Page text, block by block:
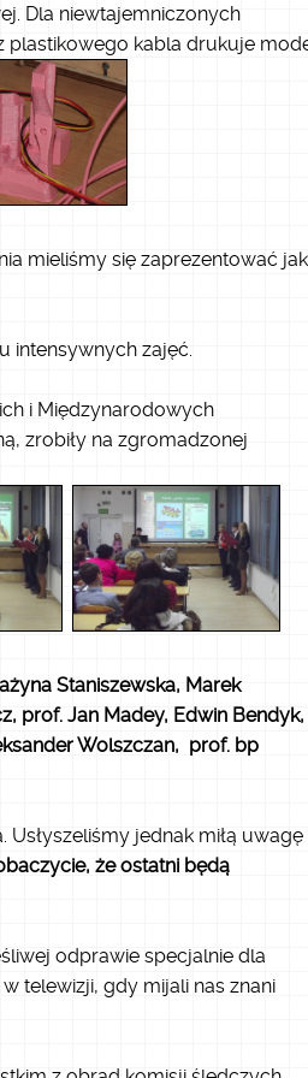
Dla niewtajemniczonych
kabla drukuje
mieliśmy się zaprezentować
intensywnych zajęć.
i Międzynarodowych
zrobiły na zgromadzonej
Staniszewska, Marek
prof. Jan Madey, Edwin Bendyk,
Wolszczan, prof. bp
jednak miłą uwagę
że ostatni będą
odprawie specjalnie dla
telewizji, gdy mijali nas znani